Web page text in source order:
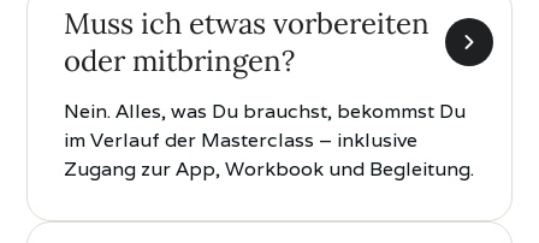
Muss ich etwas vorbereiten
oder mitbringen?
Nein. Alles, was Du brauchst, bekommst Du
im Verlauf der Masterclass – inklusive
Zugang zur App, Workbook und Begleitung.